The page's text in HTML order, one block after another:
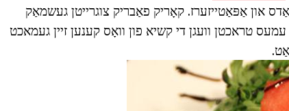
און אַפּאַטייזערז. קאָריק פאַבריק צוגרייטן געשמאַק
טראכטן וועגן די קשיא פון וואָס קענען זיין געמאכט